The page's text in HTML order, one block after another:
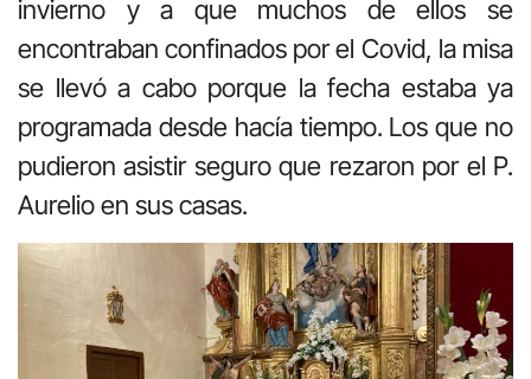
invierno y a que muchos de ellos se
encontraban confinados por el Covid, la misa
se llevó a cabo porque la fecha estaba ya
programada desde hacía tiempo. Los que no
pudieron asistir seguro que rezaron por el P.
Aurelio en sus casas.